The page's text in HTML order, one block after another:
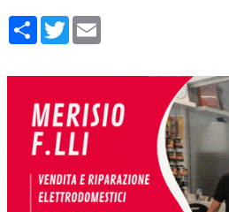
Condividi
Twitter